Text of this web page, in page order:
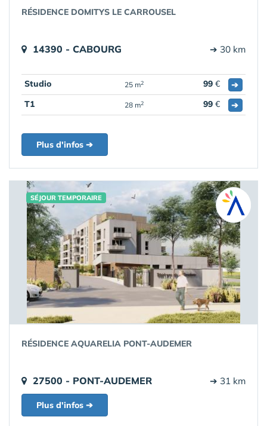
RÉSIDENCE DOMITYS LE CARROUSEL
14390 - CABOURG ➔ 30 km
Studio 25 m2 99 €
➔
T1
28 m2 99 € ➔
Plus d'infos ➔
SÉJOUR TEMPORAIRE
RÉSIDENCE AQUARELIA PONT-AUDEMER
27500 - PONT-AUDEMER ➔ 31 km
Plus d'infos ➔